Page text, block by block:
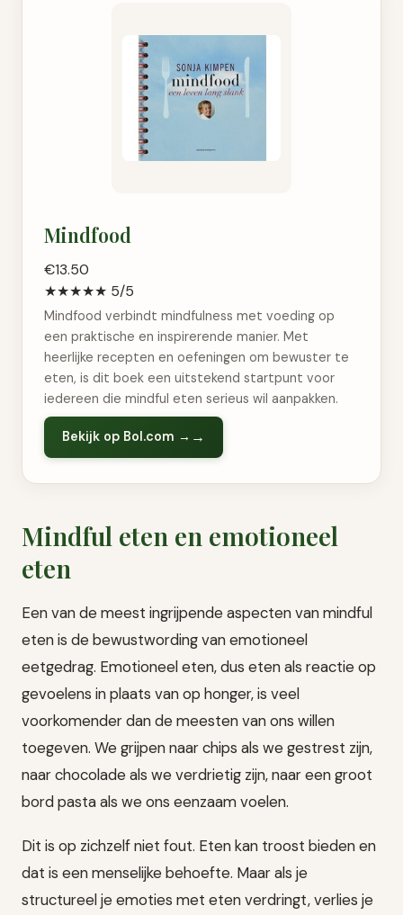
Mindfood
€13.50
★★★★★ 5/5
Mindfood verbindt mindfulness met voeding op
een praktische en inspirerende manier. Met
heerlijke recepten en oefeningen om bewuster te
eten, is dit boek een uitstekend startpunt voor
iedereen die mindful eten serieus wil aanpakken.
Bekijk op Bol.com →
Mindful eten en emotioneel
eten
Een van de meest ingrijpende aspecten van mindful
eten is de bewustwording van emotioneel
eetgedrag. Emotioneel eten, dus eten als reactie op
gevoelens in plaats van op honger, is veel
voorkomender dan de meesten van ons willen
toegeven. We grijpen naar chips als we gestrest zijn,
naar chocolade als we verdrietig zijn, naar een groot
bord pasta als we ons eenzaam voelen.
Dit is op zichzelf niet fout. Eten kan troost bieden en
dat is een menselijke behoefte. Maar als je
structureel je emoties met eten verdringt, verlies je